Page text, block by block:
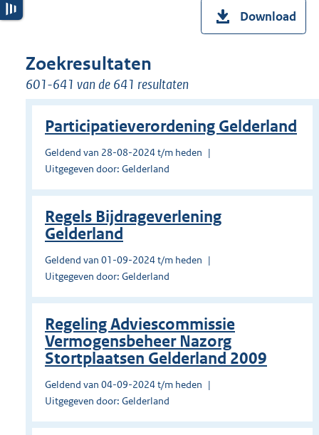
Download
Zoekresultaten
601-641 van de 641 resultaten
Participatieverordening Gelderland
Geldend van 28-08-2024 t/m heden
Uitgegeven door: Gelderland
Regels Bijdrageverlening
Gelderland
Geldend van 01-09-2024 t/m heden
Uitgegeven door: Gelderland
Regeling Adviescommissie
Vermogensbeheer Nazorg
Stortplaatsen Gelderland 2009
Geldend van 04-09-2024 t/m heden
Uitgegeven door: Gelderland